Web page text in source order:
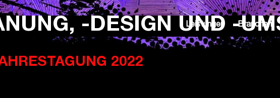
Leistungen Branchen
-DESIGN UND -
2022